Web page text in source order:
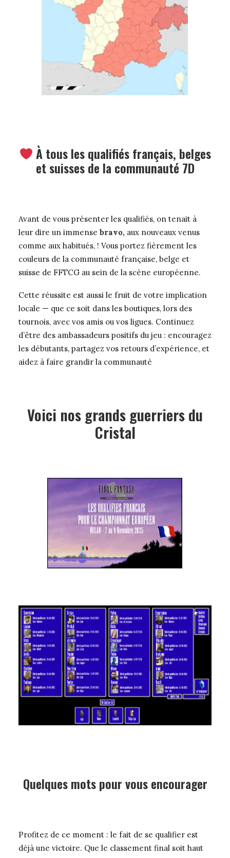
À tous les qualifiés français, belges
et suisses de la communauté 7D
Avant de vous présenter les qualifiés, on tenait à
leur dire un immense bravo, aux nouveaux venus
comme aux habitués, ! Vous portez fièrement les
couleurs de la communauté française, belge et
suisse de FFTCG au sein de la scène européenne.
Cette réussite est aussi le fruit de votre implication
locale — que ce soit dans les boutiques, lors des
tournois, avec vos amis ou vos ligues. Continuez
d’être des ambassadeurs positifs du jeu : encouragez
les débutants, partagez vos retours d’expérience, et
aidez à faire grandir la communauté
Voici nos grands guerriers du
Cristal
Quelques mots pour vous encourager
Profitez de ce moment : le fait de se qualifier est
déjà une victoire. Que le classement final soit haut